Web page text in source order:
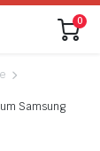
0
Samsung